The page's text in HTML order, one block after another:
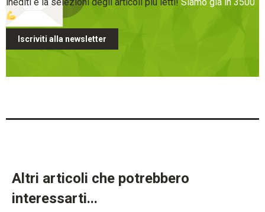
inediti e la selezioni degli articoli più letti! Siamo già in 3500
Iscriviti alla newsletter
Altri articoli che potrebbero
interessarti...